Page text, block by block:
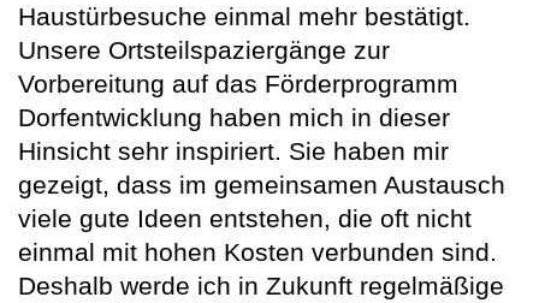
Haustürbesuche einmal mehr bestätigt.
Unsere Ortsteilspaziergänge zur
Vorbereitung auf das Förderprogramm
Dorfentwicklung haben mich in dieser
Hinsicht sehr inspiriert. Sie haben mir
gezeigt, dass im gemeinsamen Austausch
viele gute Ideen entstehen, die oft nicht
einmal mit hohen Kosten verbunden sind.
Deshalb werde ich in Zukunft regelmäßige